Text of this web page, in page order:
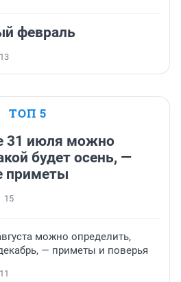
февраль
ТОП 5
31 июля можно
будет осень, —
приметы
15
можно определить,
— приметы и поверья
11